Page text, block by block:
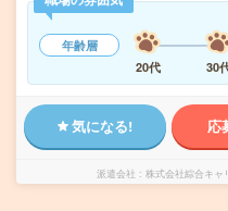
年齢層
20代
30
気になる! 応
派遣会社 株式会社綜合キャ